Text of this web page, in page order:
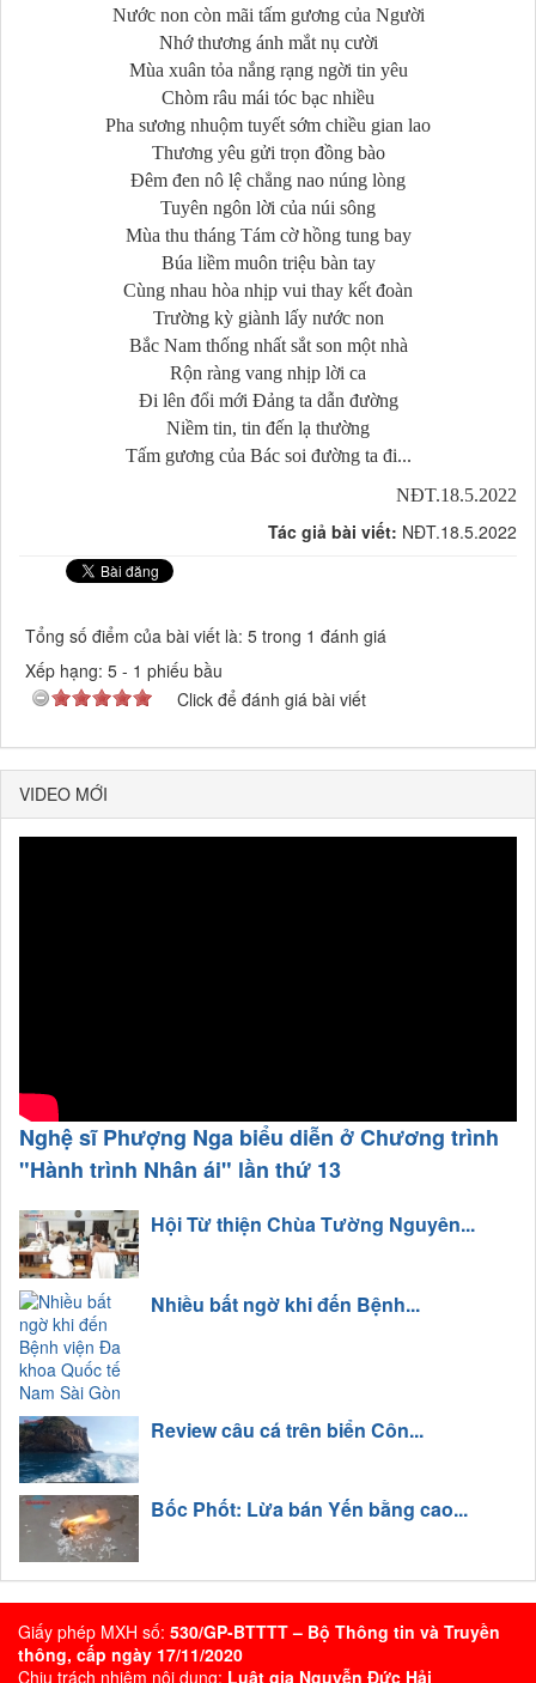
Nước non còn mãi tấm gương của Người
Nhớ thương ánh mắt nụ cười
Mùa xuân tỏa nắng rạng ngời tin yêu
Chòm râu mái tóc bạc nhiều
Pha sương nhuộm tuyết sớm chiều gian lao
Thương yêu gửi trọn đồng bào
Đêm đen nô lệ chẳng nao núng lòng
Tuyên ngôn lời của núi sông
Mùa thu tháng Tám cờ hồng tung bay
Búa liềm muôn triệu bàn tay
Cùng nhau hòa nhịp vui thay kết đoàn
Trường kỳ giành lấy nước non
Bắc Nam thống nhất sắt son một nhà
Rộn ràng vang nhịp lời ca
Đi lên đổi mới Đảng ta dẫn đường
Niềm tin, tin đến lạ thường
Tấm gương của Bác soi đường ta đi...
NĐT.18.5.2022
Tác giả bài viết: NĐT.18.5.2022
Tổng số điểm của bài viết là: 5 trong 1 đánh giá
Xếp hạng: 5 - 1 phiếu bầu
Click để đánh giá bài viết
VIDEO MỚI
Nghệ sĩ Phượng Nga biểu diễn ở Chương trình
"Hành trình Nhân ái" lần thứ 13
Hội Từ thiện Chùa Tường Nguyên...
Nhiều bất ngờ khi đến Bệnh...
Review câu cá trên biển Côn...
Bốc Phốt: Lừa bán Yến bằng cao...
Giấy phép MXH số: 530/GP-BTTTT – Bộ Thông tin và Truyền
thông, cấp ngày 17/11/2020
Chịu trách nhiệm nội dung: Luật gia Nguyễn Đức Hải